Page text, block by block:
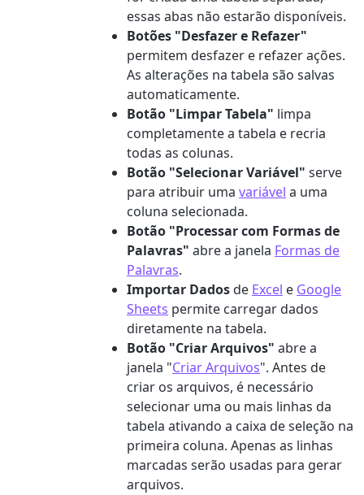
essas abas não estarão disponíveis.
Botões "Desfazer e Refazer"
permitem desfazer e refazer ações.
As alterações na tabela são salvas
automaticamente.
Botão "Limpar Tabela" limpa
completamente a tabela e recria
todas as colunas.
Botão "Selecionar Variável" serve
para atribuir uma variável a uma
coluna selecionada.
Botão "Processar com Formas de
Palavras" abre a janela Formas de
Palavras.
Importar Dadosde Excel e Google
Sheets permite carregar dados
diretamente na tabela.
Botão "Criar Arquivos" abre a
janela "Criar Arquivos". Antes de
criar os arquivos, é necessário
selecionar uma ou mais linhas da
tabela ativando a caixa de seleção na
primeira coluna. Apenas as linhas
marcadas serão usadas para gerar
arquivos.